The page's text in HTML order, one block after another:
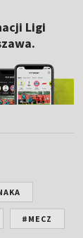
Ligi
#MECZ